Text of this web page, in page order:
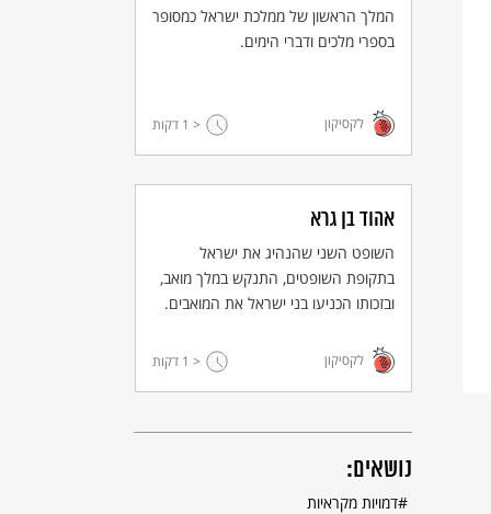
המלך הראשון של ממלכת ישראל כמסופר
בספרי מלכים ודברי הימים.
לקסיקון < 1 דקות
אהוד בן גרא
השופט השני שהנהיג את ישראל
בתקופת השופטים, התנקש במלך מואב,
ובזכותו הכניעו בני ישראל את המואבים.
לקסיקון < 1 דקות
נושאים:
דמויות מקראיות